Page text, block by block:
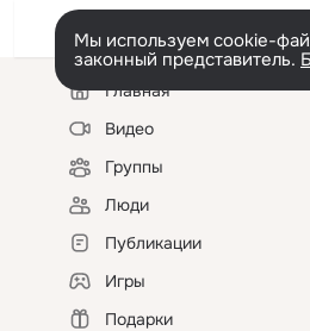
Мы используем cookie-
законный представитель.
Левая
колонкаГлавная
Видео
Группы
Люди
Публикации
Игры
Подарки